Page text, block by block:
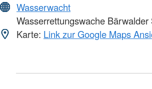
Wasserwacht
Wasserrettungswache Bärwalder
Karte: Link zur Google Maps